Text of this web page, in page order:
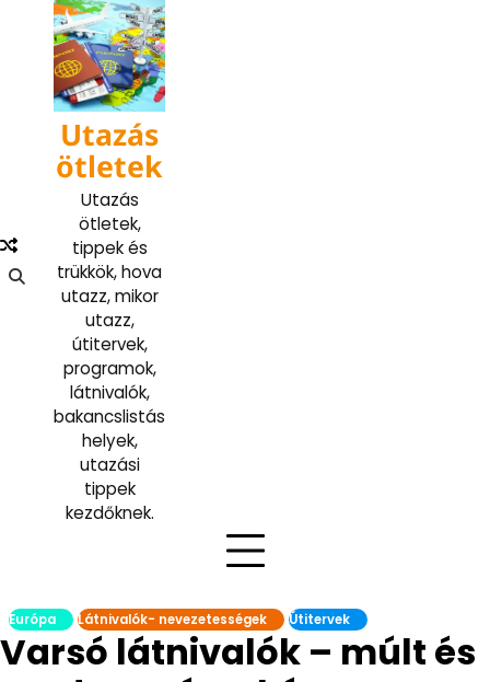
content
Utazás
ötletek
Utazás
ötletek,
tippek és
trükkök, hova
utazz, mikor
utazz,
útitervek,
programok,
látnivalók,
bakancslistás
helyek,
utazási
tippek
kezdőknek.
Európa Látnivalók- nevezetességek Útitervek
Varsó látnivalók – múlt és